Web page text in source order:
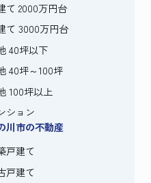
て 2000万円台
て 3000万円台
40坪以下
40坪～100坪
100坪以上
ション
川市の不動産
戸建て
戸建て